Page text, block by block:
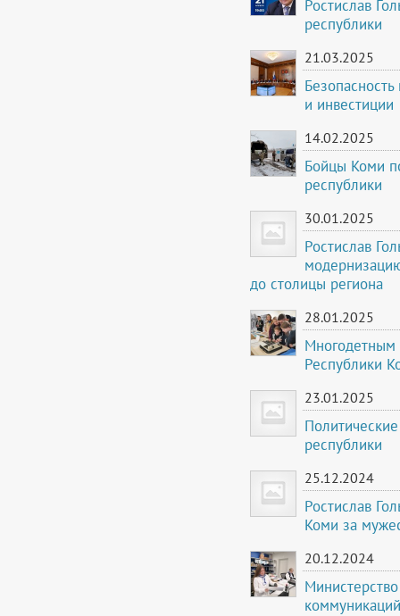
Ростислав
республики
21.03.2025
и инвестиции
14.02.2025
Бойцы Коми
республики
30.01.2025
Ростислав
до столицы региона
28.01.2025
Многодетным
Республики
23.01.2025
республики
25.12.2024
Ростислав
Коми за
20.12.2024